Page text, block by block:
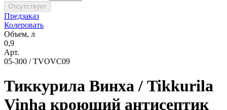
Предзаказ
Колеровать
Объем, л
0,9
Арт.
05-300 / TVOVC09
Тиккурила Винха / Tikkurila
Vinha кроющий антисептик